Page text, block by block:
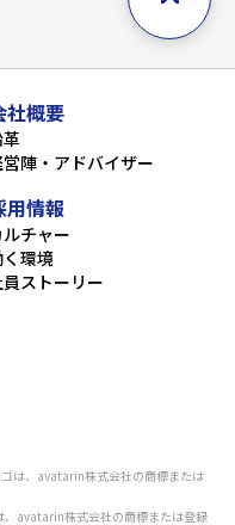
社概要
陣・アドバイザー
用情報
ルチャー
環境
ストーリー
は、avatarin株式会社の商標または
、avatarin株式会社の商標または登録